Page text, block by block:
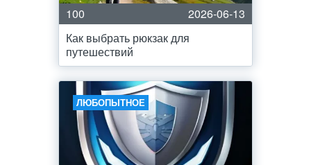
100
2026-06-13
Как выбрать рюкзак для
путешествий
ЛЮБОПЫТНОЕ